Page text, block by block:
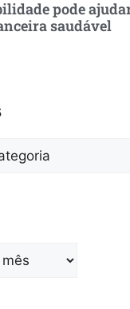
pode
saudável